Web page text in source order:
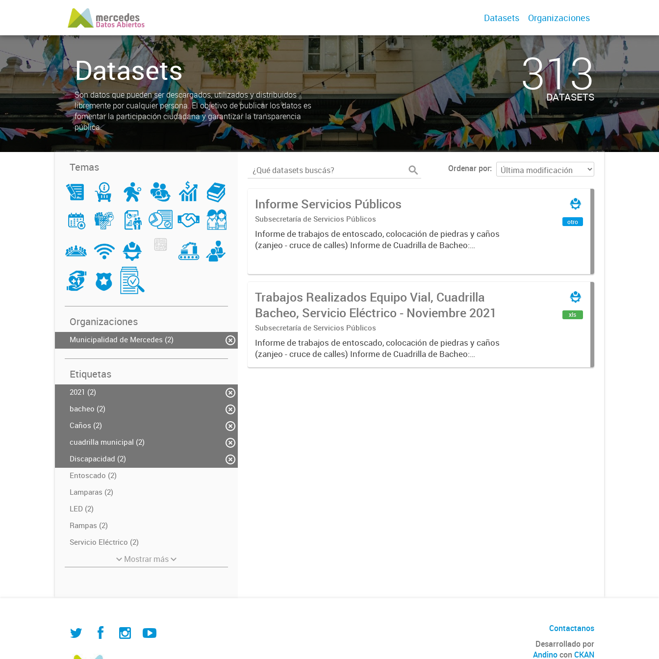
Datasets Organizaciones
Datasets
Son datos que pueden ser descargados, utilizados y distribuidos
libremente por cualquier persona. El objetivo de publicar los datos es
fomentar la participación ciudadana y garantizar la transparencia
pública.
313
DATASETS
Temas
Organizaciones
Municipalidad de Mercedes (2)
Etiquetas
2021 (2)
bacheo (2)
Caños (2)
cuadrilla municipal (2)
Discapacidad (2)
Entoscado (2)
Lamparas (2)
LED (2)
Rampas (2)
Servicio Eléctrico (2)
Mostrar más
Ordenar por
Informe Servicios Públicos
Subsecretaría de Servicios Públicos
Informe de trabajos de entoscado, colocación de piedras y caños
(zanjeo - cruce de calles) Informe de Cuadrilla de Bacheo:
otro
Trabajos Realizados Equipo Vial, Cuadrilla
Bacheo, Servicio Eléctrico - Noviembre 2021
Subsecretaría de Servicios Públicos
Informe de trabajos de entoscado, colocación de piedras y caños
(zanjeo - cruce de calles) Informe de Cuadrilla de Bacheo:
albañilería y construcción, colocación de tapa registro,
xls
Contactanos
Desarrollado por
Andinocon CKAN